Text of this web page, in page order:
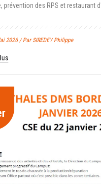
prévention des RPS et restaurant
2026 / Par SIREDEY Philippe